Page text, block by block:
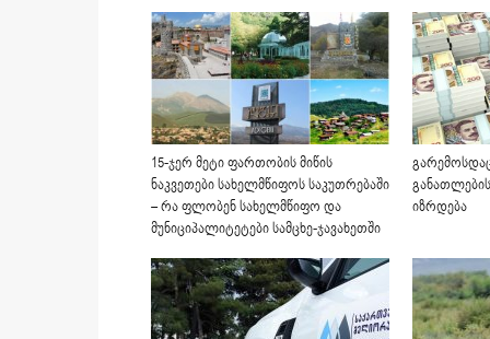
15-ჯერ მეტი ფართობის მიწის
ნაკვეთები სახელმწიფოს საკუთრებაში
– რა ფლობენ სახელმწიფო და
მუნიციპალიტეტები სამცხე-ჯავახეთში
იზრდება